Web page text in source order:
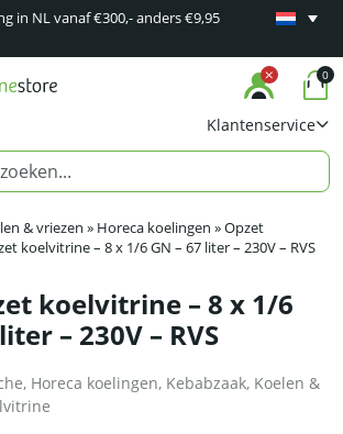
in NL vanaf €300,- anders €9,95
Minimaal
Klantenservice
0
& vriezen » Horeca koelingen »Opzet
koelvitrine – 8 x 1/6 GN – 67 liter – 230V – RVS
koelvitrine – 8 x 1/6
– 230V – RVS
, Horeca koelingen, Kebabzaak, Koelen &